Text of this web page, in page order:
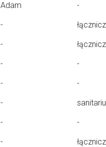
Adam -
-
-
- -
- -
-
- -
-